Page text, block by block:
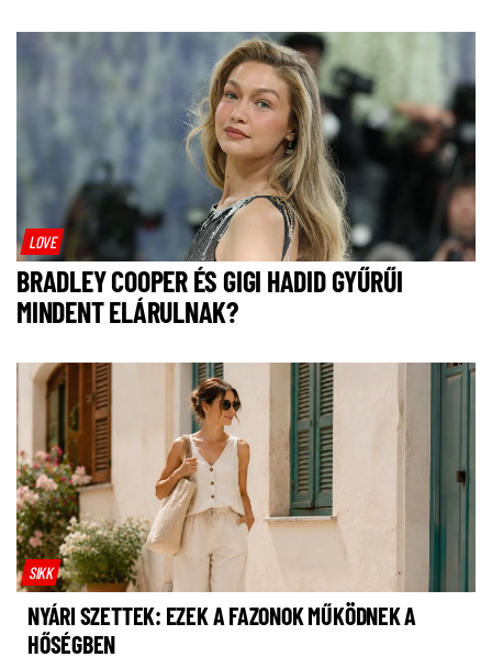
LOVE
BRADLEY COOPER ÉS GIGI HADID GYŰRŰI
MINDENT ELÁRULNAK?
SIKK
NYÁRI SZETTEK: EZEK A FAZONOK MŰKÖDNEK A
HŐSÉGBEN